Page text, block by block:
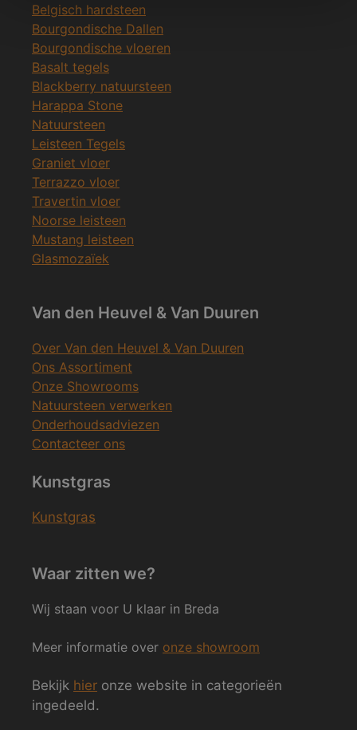
Belgisch hardsteen
Bourgondische Dallen
Bourgondische vloeren
Basalt tegels
Blackberry natuursteen
Harappa Stone
Natuursteen
Leisteen Tegels
Graniet vloer
Terrazzo vloer
Travertin vloer
Noorse leisteen
Mustang leisteen
Glasmozaïek
Van den Heuvel & Van Duuren
Over Van den Heuvel & Van Duuren
Ons Assortiment
Onze Showrooms
Natuursteen verwerken
Onderhoudsadviezen
Contacteer ons
Kunstgras
Kunstgras
Waar zitten we?
Wij staan voor U klaar in Breda
Meer informatie over onze showroom
Bekijk hier onze website in categorieën
ingedeeld.